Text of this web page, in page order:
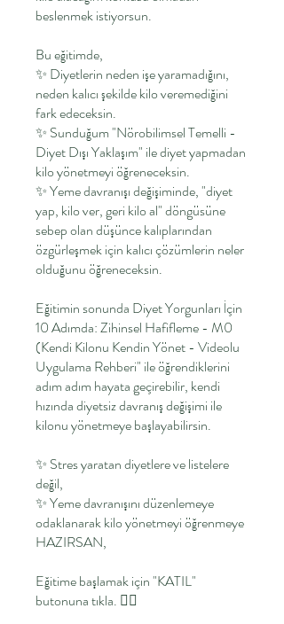
beslenmek istiyorsun.
Bu eğitimde,
✨ Diyetlerin neden işe yaramadığını,
neden kalıcı şekilde kilo veremediğini
fark edeceksin.
✨ Sunduğum "Nörobilimsel Temelli -
Diyet Dışı Yaklaşım" ile diyet yapmadan
kilo yönetmeyi öğreneceksin.
✨ Yeme davranışı değişiminde, "diyet
yap, kilo ver, geri kilo al" döngüsüne
sebep olan düşünce kalıplarından
özgürleşmek için kalıcı çözümlerin neler
olduğunu öğreneceksin.
Eğitimin sonunda Diyet Yorgunları İçin
10 Adımda: Zihinsel Hafifleme - M0
(Kendi Kilonu Kendin Yönet - Videolu
Uygulama Rehberi" ile öğrendiklerini
adım adım hayata geçirebilir, kendi
hızında diyetsiz davranış değişimi ile
kilonu yönetmeye başlayabilirsin.
✨ Stres yaratan diyetlere ve listelere
değil,
✨ Yeme davranışını düzenlemeye
odaklanarak kilo yönetmeyi öğrenmeye
HAZIRSAN,
Eğitime başlamak için "KATIL"
butonuna tıkla. 👇🏻